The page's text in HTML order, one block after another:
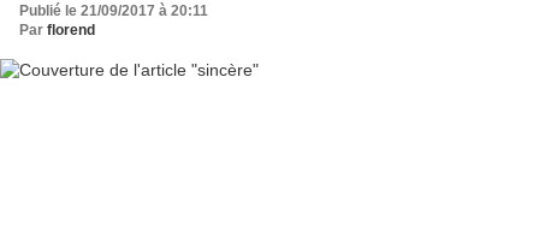
Publié le 21/09/2017 à 20:11
Par florend